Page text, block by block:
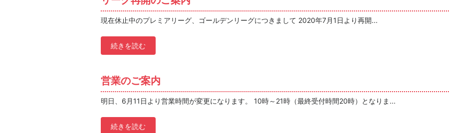
現在休止中のプレミアリーグ、ゴールデンリーグにつきまして 2020年7月1日より再開...
続きを読む
営業のご案内
明日、6月11日より営業時間が変更になります。 10時～21時（最終受付時間20時）となりま...
続きを読む